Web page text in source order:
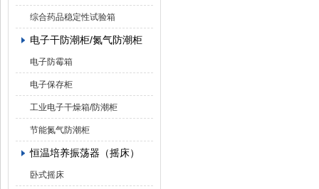
综合药品稳定性试验箱
电子干防潮柜/氮气防潮柜
电子防霉箱
电子保存柜
工业电子干燥箱/防潮柜
节能氮气防潮柜
恒温培养振荡器（摇床）
卧式摇床